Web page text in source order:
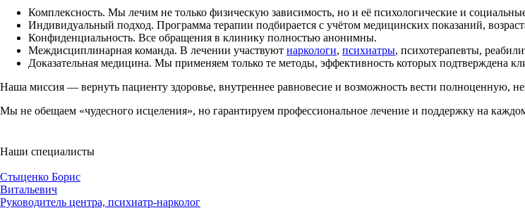
Комплексность. Мы лечим не только физическую зависимость, но и её психологические и
Индивидуальный подход. Программа терапии подбирается с учётом медицинских показаний,
Конфиденциальность. Все обращения в клинику полностью анонимны.
Междисциплинарная команда. В лечении участвуют наркологи, психиатры, психотерапевты,
Доказательная медицина. Мы применяем только те методы, эффективность которых подтверждена
Наша миссия — вернуть пациенту здоровье, внутреннее равновесие и возможность вести полноценную,
Мы не обещаем «чудесного исцеления», но гарантируем профессиональное лечение и поддержку на
Наши специалисты
Стыценко Борис
Витальевич
Руководитель центра, психиатр-нарколог